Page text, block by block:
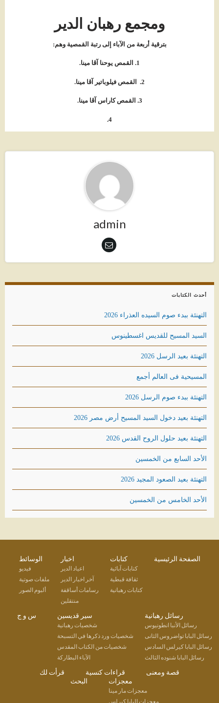
ومجمع رهبان الدير
بترقية أربعة من الآباء إلى رتبة القمصية وهم:
1. القمص يوحنا آڨا مينا.
2. القمص فيلوباتير آڨا مينا.
3. القمص كاراس آڨا مينا.
4.
admin
أحدث الكتابات
التهنئة ببدء صوم السيده العذراء 2026
السيد المسيح للقديس اغسطينوس
التهنئة بعيد الرسل 2026
المسيحية فى العالم أجمع
التهنئة ببدء صوم الرسل 2026
التهنئة بعيد دخول السيد المسيح أرض مصر 2026
التهنئة بعيد حلول الروح القدس 2026
الأحد السابع من الخمسين
التهنئة بعيد الصعود المجيد 2026
الأحد الخامس من الخمسين
الصفحة الرئيسية كتابات
كتابات آبائية
ثقافة قبطية
كتابات رهبانية
اخبار
اعياد الدير
آخر اخبار الدير
رسامات أساقفة
منتقلين
الوسائط
فيديو
ملفات صوتية
ألبوم الصور
رسائل رهبانية
رسائل الأنبا انطونيوس
رسائل البابا تواضروس الثانى
رسائل البابا كيرلس السادس
رسائل البابا شنوده الثالث
سير قديسين
شخصيات رهبانية
شخصيات ورد ذكرها في التسبحة
شخصيات من الكتاب المقدس
الآباء البطاركة
س و ج
قصة ومعنى قراءات كنسية
قرأت لك
معجزات
معجزات مار مينا
معجزات البابا كيرلس
البحث